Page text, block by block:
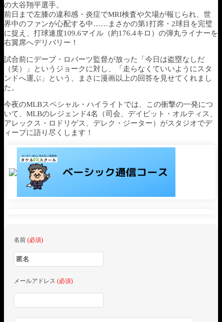
の大谷翔平選手。
前日まで左膝の違和感・炎症でMRI検査や欠場が報じられ、世
界中のファンが心配する中……まさかの第1打席・2球目を完璧
に捉え、打球速度109.6マイル（約176.4キロ）の弾丸ライナーを
右翼席へデリバリー！
試合前にデーブ・ロバーツ監督が放った「今日は盗塁なしだ
（笑）」というジョークに対し、「走らなくていいようにスタ
ンドへ運ぶ」という、まさに漫画以上の回答を見せてくれまし
た。
今夜のMLBスペシャル・ハイライトでは、この衝撃の一発につ
いて、MLBのレジェンド4名（司会、デイビット・オルティス、
アレックス・ロドリゲス、デレク・ジーター）がスタジオでデ
ィープに語り尽くします！
名前 (必須)
メールアドレス (必須)